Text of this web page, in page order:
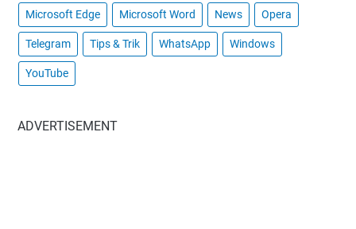
Microsoft Edge Microsoft Word News Opera
Telegram Tips & Trik WhatsApp Windows
YouTube
ADVERTISEMENT